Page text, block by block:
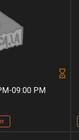
09:00 PM